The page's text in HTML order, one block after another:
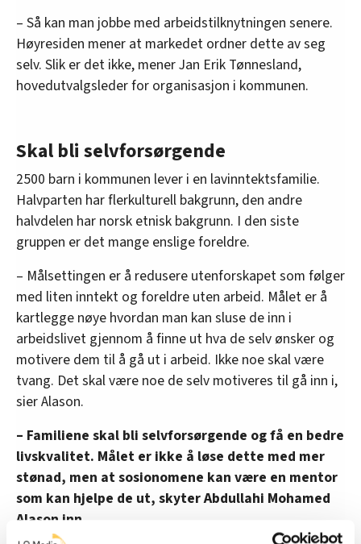
– Så kan man jobbe med arbeidstilknytningen senere.
Høyresiden mener at markedet ordner dette av seg
selv. Slik er det ikke, mener Jan Erik Tønnesland,
hovedutvalgsleder for organisasjon i kommunen.
Skal bli selvforsørgende
2500 barn i kommunen lever i en lavinntektsfamilie.
Halvparten har flerkulturell bakgrunn, den andre
halvdelen har norsk etnisk bakgrunn. I den siste
gruppen er det mange enslige foreldre.
– Målsettingen er å redusere utenforskapet som følger
med liten inntekt og foreldre uten arbeid. Målet er å
kartlegge nøye hvordan man kan sluse de inn i
arbeidslivet gjennom å finne ut hva de selv ønsker og
motivere dem til å gå ut i arbeid. Ikke noe skal være
tvang. Det skal være noe de selv motiveres til gå inn i,
sier Alason.
– Familiene skal bli selvforsørgende og få en bedre
livskvalitet. Målet er ikke å løse dette med mer
stønad, men at sosionomene kan være en mentor
som kan hjelpe de ut, skyter Abdullahi Mohamed
Alason inn.